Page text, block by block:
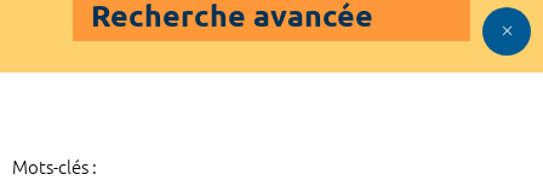
Recherche avancée
Mots-clés :